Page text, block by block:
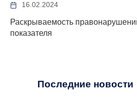
16.02.2024
Раскрываемость
показателя
Последние новости